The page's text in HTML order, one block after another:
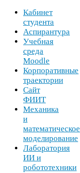
Кабинет
студента
Аспирантура
Учебная
среда
Moodle
Корпоративные
траектории
Сайт
ФИИТ
Механика
и
математическое
моделирование
Лаборатория
ИИ и
робототехники